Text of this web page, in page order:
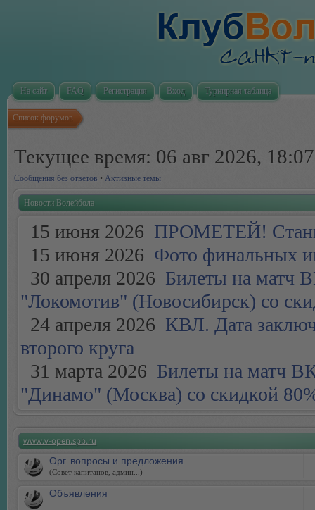
На сайт FAQ Регистрация Вход Турнирная таблица
Список форумов
Текущее время: 06 авг 2026, 18:07
Сообщения без ответов • Активные темы
Новости Волейбола
15 июня 2026 ПРОМЕТЕЙ!
15 июня 2026 Фото финальных
30 апреля 2026 Билеты на матч
"Локомотив" (Новосибирск) со
24 апреля 2026 КВЛ. Дата
второго круга
31 марта 2026 Билеты на матч
"Динамо" (Москва) со скидкой
www.v-open.spb.ru
Орг. вопросы и предложения
(Совет капитанов, админ...)
Объявления